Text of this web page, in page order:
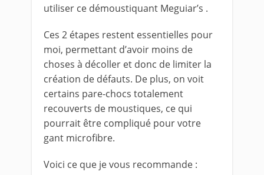
utiliser ce démoustiquant Meguiar’s .
Ces 2 étapes restent essentielles pour
moi, permettant d’avoir moins de
choses à décoller et donc de limiter la
création de défauts. De plus, on voit
certains pare-chocs totalement
recouverts de moustiques, ce qui
pourrait être compliqué pour votre
gant microfibre.
Voici ce que je vous recommande :